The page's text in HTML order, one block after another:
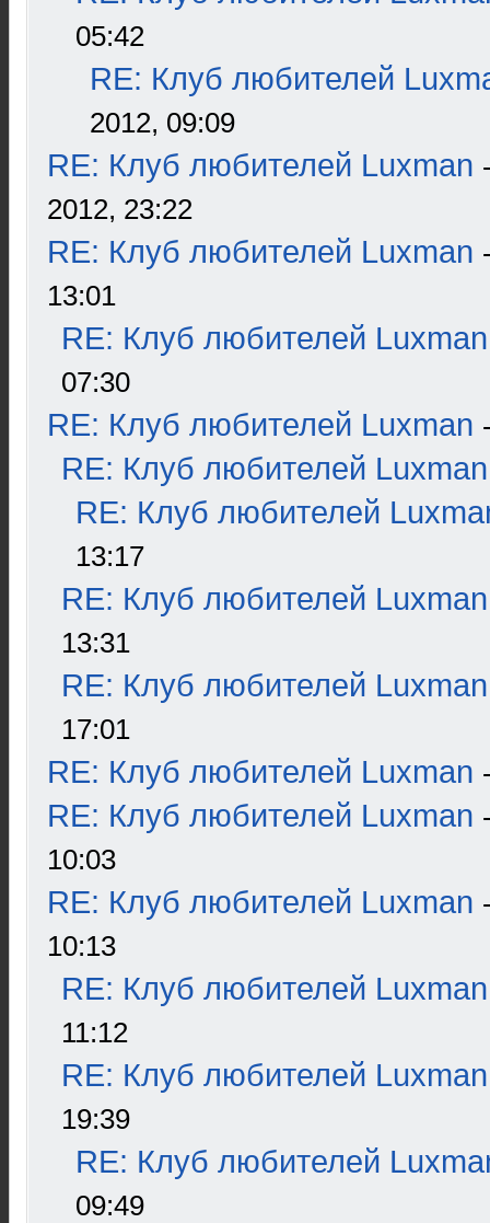
05:42
RE: Клуб любителей
2012, 09:09
RE: Клуб любителей Luxman
2012, 23:22
RE: Клуб любителей Luxman
13:01
RE: Клуб любителей Luxman
07:30
RE: Клуб любителей Luxman
RE: Клуб любителей Luxman
RE: Клуб любителей
13:17
RE: Клуб любителей Luxman
13:31
RE: Клуб любителей Luxman
17:01
RE: Клуб любителей Luxman
RE: Клуб любителей Luxman
10:03
RE: Клуб любителей Luxman
10:13
RE: Клуб любителей Luxman
11:12
RE: Клуб любителей Luxman
19:39
RE: Клуб любителей
09:49